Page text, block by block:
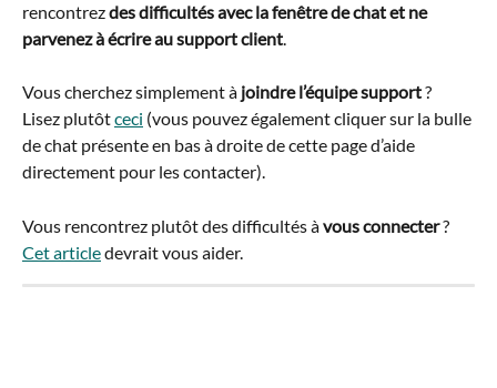
rencontrez des difficultés avec la fenêtre de chat et ne
parvenez à écrire au support client.
Vous cherchez simplement à joindre l’équipe support ?
Lisez plutôt ceci (vous pouvez également cliquer sur la bulle
de chat présente en bas à droite de cette page d’aide
directement pour les contacter).
Vous rencontrez plutôt des difficultés à vous connecter ?
Cet article devrait vous aider.